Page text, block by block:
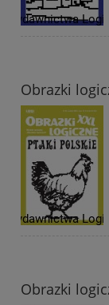
Obrazki
Obrazki